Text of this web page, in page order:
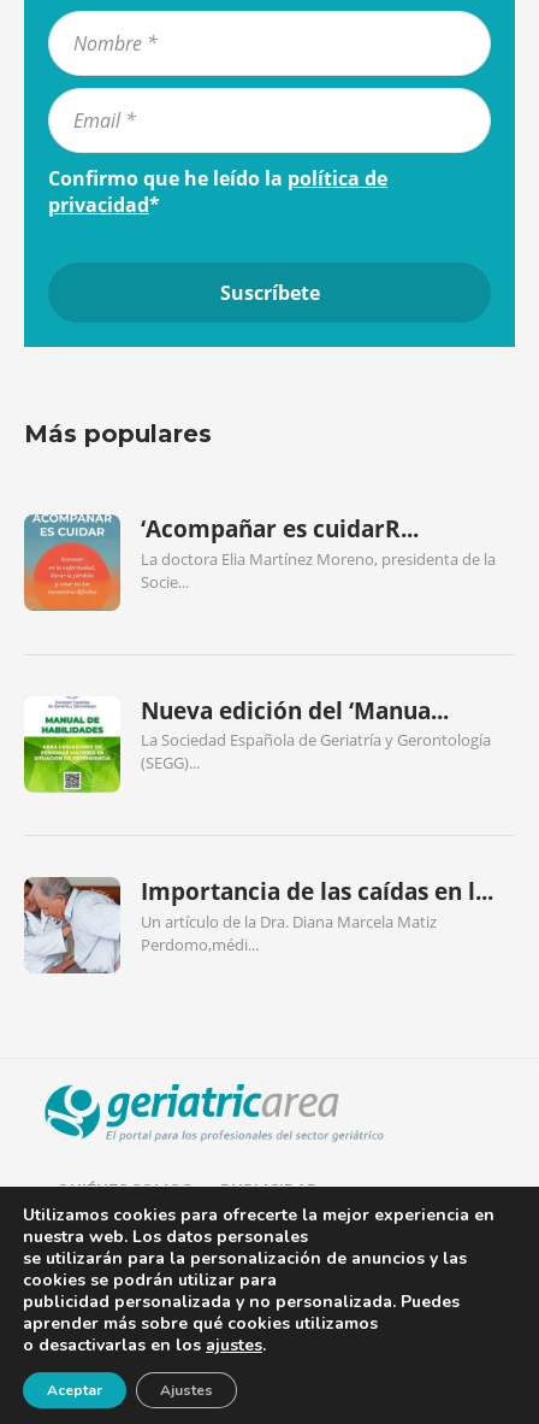
Confirmo que he leído la política de
privacidad*
Más populares
‘Acompañar es cuidarR...
La doctora Elia Martínez Moreno, presidenta de la
Socie...
Nueva edición del ‘Manua...
La Sociedad Española de Geriatría y Gerontología
(SEGG)...
Importancia de las caídas en l...
Un artículo de la Dra. Diana Marcela Matiz
Perdomo,médi...
QUIÉNES SOMOS PUBLICIDAD
AVISO LEGAL
POLÍTICA DE COOKIES
POLÍTICA DE PRIVACIDAD
CONTACTO¡Newsletter!
Utilizamos cookies para ofrecerte la mejor experiencia en
nuestra web. Los datos personales
se utilizarán para la personalización de anuncios y las
cookies se podrán utilizar para
publicidad personalizada y no personalizada. Puedes
aprender más sobre qué cookies utilizamos
o desactivarlas en los ajustes.
Aceptar Ajustes